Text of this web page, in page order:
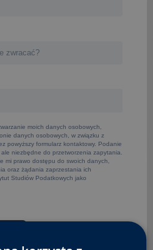
moich danych osobowych,
danych osobowych, w związku z
powyższy formularz kontaktowy. Podanie
niezbędne do przetworzenia zapytania.
mi prawo dostępu do swoich danych,
oraz żądania zaprzestania ich
Studiów Podatkowych jako